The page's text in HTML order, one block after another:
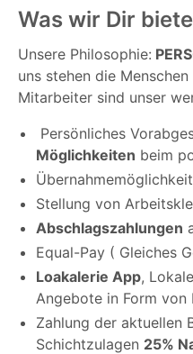
Was wir Dir
Unsere Philosophie:
uns stehen die
Mitarbeiter sind unser
Persönliches
Möglichkeiten beim
Stellung von
Abschlagszahlungen
Equal-Pay ( Gleiches
Loakalerie App,
Angebote in Form von
Zahlung der aktuellen
Schichtzulagen 25%